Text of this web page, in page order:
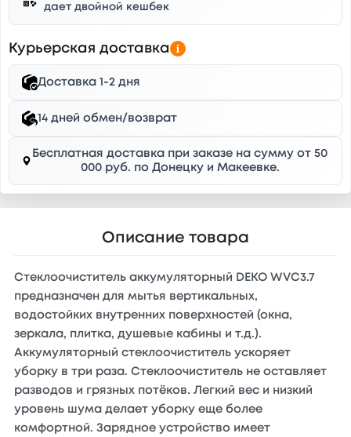
дает двойной кешбек
Курьерская доставка
Доставка 1-2 дня
14 дней обмен/возврат
Бесплатная доставка при заказе на сумму от 50
000 руб. по Донецку и Макеевке.
Описание товара
Стеклоочиститель аккумуляторный DEKO WVC3.7
предназначен для мытья вертикальных,
водостойких внутренних поверхностей (окна,
зеркала, плитка, душевые кабины и т.д.).
Аккумуляторный стеклоочиститель ускоряет
уборку в три раза. Стеклоочиститель не оставляет
разводов и грязных потёков. Легкий вес и низкий
уровень шума делает уборку еще более
комфортной. Зарядное устройство имеет